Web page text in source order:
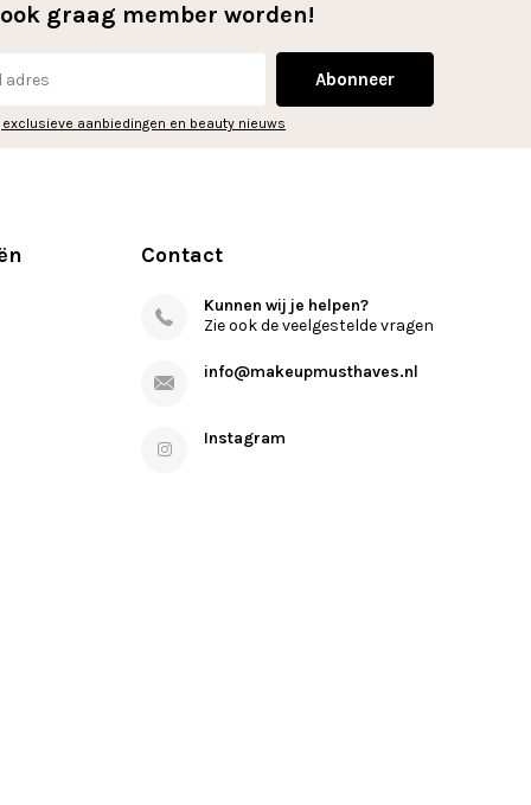
graag member worden!
Abonneer
exclusieve aanbiedingen en beauty nieuws
Contact
Kunnen wij je helpen?
Zie ook de veelgestelde vragen
info@makeupmusthaves.nl
Instagram